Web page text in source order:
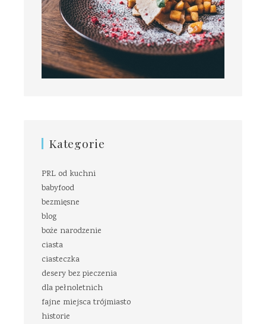
Kategorie
PRL od kuchni
babyfood
bezmięsne
blog
boże narodzenie
ciasta
ciasteczka
desery bez pieczenia
dla pełnoletnich
fajne miejsca trójmiasto
historie